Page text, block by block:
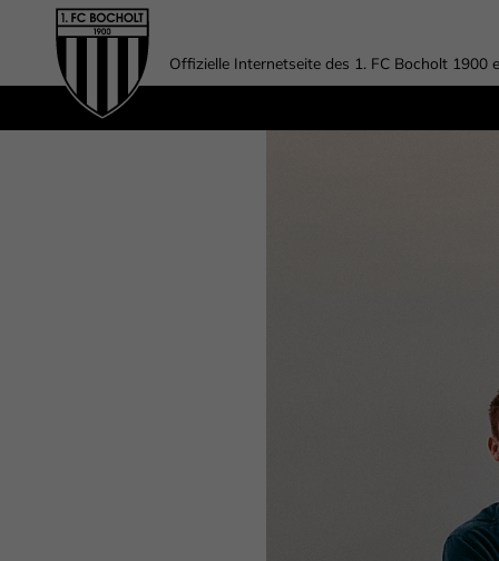
Offizielle Internetseite des 1. FC Bocholt 1900